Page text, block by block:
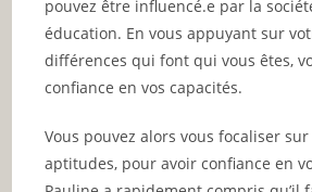
pouvez être influencé.e par la
éducation. En vous appuyant sur
différences qui font qui vous êtes,
confiance en vos capacités.
Vous pouvez alors vous focaliser sur
aptitudes, pour avoir confiance en